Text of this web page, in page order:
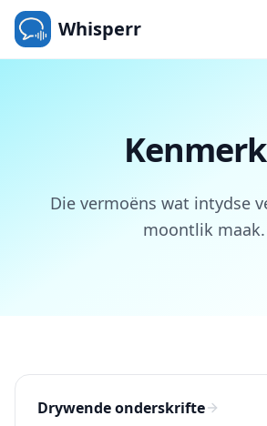
Whisperr
Die vermoëns wat intydse
moontlik maak.
Drywende onderskrifte